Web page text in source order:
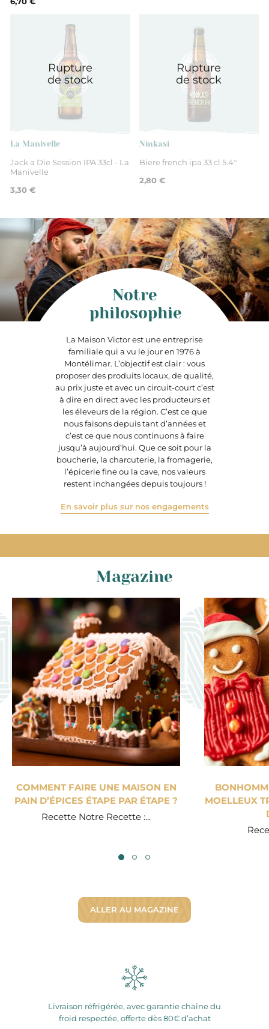
Rupture
de stock
La Manivelle
Jack a Die Session IPA 33cl - La
Manivelle
3,30 €
Rupture
de stock
Ninkasi
Biere french ipa 33 cl 5.4°
2,80 €
La Maison Victor est une entreprise
familiale qui a vu le jour en 1976 à
Montélimar. L’objectif est clair : vous
proposer des produits locaux, de qualité,
au prix juste et avec un circuit-court c’est
à dire en direct avec les producteurs et
les éleveurs de la région. C’est ce que
nous faisons depuis tant d’années et
c’est ce que nous continuons à faire
jusqu’à aujourd’hui. Que ce soit pour la
boucherie, la charcuterie, la fromagerie,
l’épicerie fine ou la cave, nos valeurs
restent inchangées depuis toujours !
En savoir plus sur nos engagements
Notre
philosophie
Magazine
COMMENT FAIRE UNE MAISON EN
PAIN D’ÉPICES ÉTAPE PAR ÉTAPE ?
Recette Notre Recette :...
MOELLEUX
ALLER AU MAGAZINE
Livraison réfrigérée, avec garantie chaîne du
froid respectée, offerte dès 80€ d’achat